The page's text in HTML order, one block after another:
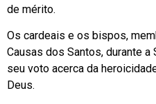
de mérito.
Os cardeais e os bispos,
Causas dos Santos, durante
seu voto acerca da
Deus.